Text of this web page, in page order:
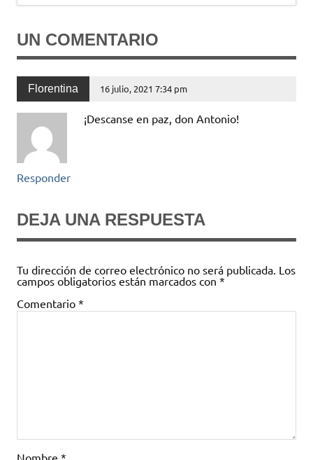
UN COMENTARIO
Florentina 16 julio, 2021 7:34 pm
¡Descanse en paz, don Antonio!
Responder
DEJA UNA RESPUESTA
Tu dirección de correo electrónico no será publicada. Los
campos obligatorios están marcados con *
Comentario *